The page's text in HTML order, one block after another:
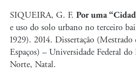
SIQUEIRA, G. F. Por uma
e uso do solo urbano no terceiro
1929). 2014. Dissertação
Espaços) – Universidade Federal
Norte, Natal.